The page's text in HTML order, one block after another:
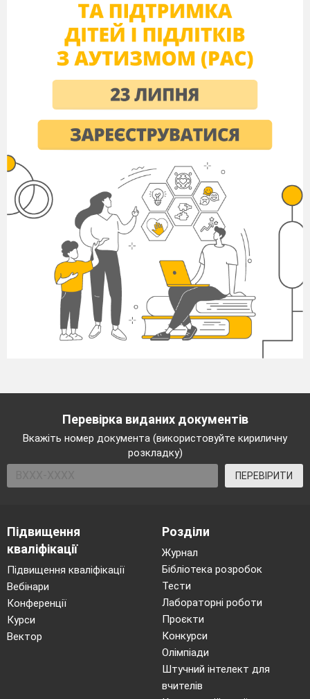
Перевірка виданих документів
Вкажіть номер документа (використовуйте кириличну
розкладку)
ПЕРЕВІРИТИ
Підвищення
кваліфікації
Підвищення кваліфікації
Вебінари
Конференції
Курси
Вектор
Розділи
Журнал
Бібліотека розробок
Тести
Лабораторні роботи
Проєкти
Конкурси
Олімпіади
Штучний інтелект для
вчителів